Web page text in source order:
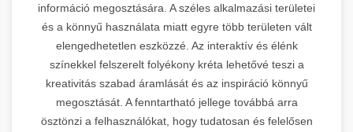
információ megosztására. A széles alkalmazási területei
és a könnyű használata miatt egyre több területen vált
elengedhetetlen eszközzé. Az interaktív és élénk
színekkel felszerelt folyékony kréta lehetővé teszi a
kreativitás szabad áramlását és az inspiráció könnyű
megosztását. A fenntartható jellege továbbá arra
ösztönzi a felhasználókat, hogy tudatosan és felelősen